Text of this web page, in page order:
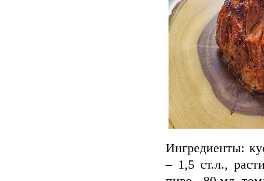
Ингредиенты:
– 1,5 ст.л.,